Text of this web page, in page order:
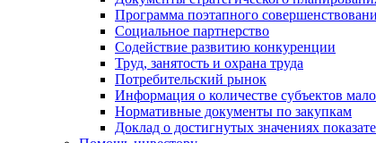
Программа поэтапного
Социальное партнерство
Содействие развитию конкуренции
Труд, занятость и охрана труда
Потребительский рынок
Информация о количестве субъектов
Нормативные документы по закупкам
Доклад о достигнутых значениях